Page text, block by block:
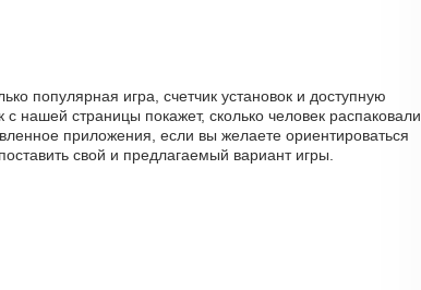
популярная игра, счетчик установок и доступную
нашей страницы покажет, сколько человек распаковали
приложения, если вы желаете ориентироваться
свой и предлагаемый вариант игры.